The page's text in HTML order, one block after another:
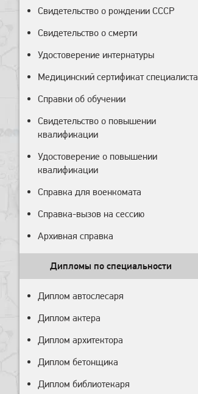
Свидетельство о рождении СССР
Свидетельство о смерти
Удостоверение интернатуры
Медицинский сертификат специалиста
Справки об обучении
Свидетельство о повышении
квалификации
Удостоверение о повышении
квалификации
Справка для военкомата
Справка-вызов на сессию
Архивная справка
Дипломы по специальности
Диплом автослесаря
Диплом актера
Диплом архитектора
Диплом бетонщика
Диплом библиотекаря